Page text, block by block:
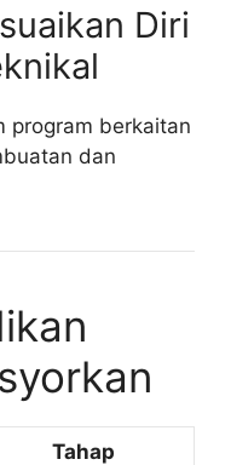
Diri
program berkaitan
dan
Tahap